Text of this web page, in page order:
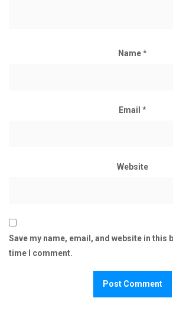
Name*
Email *
Website
Save my name, email, and website in this
time I comment.